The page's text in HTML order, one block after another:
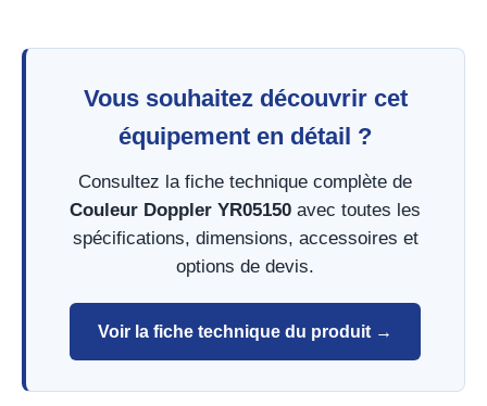
Vous souhaitez découvrir cet
équipement en détail ?
Consultez la fiche technique complète de
Couleur Doppler YR05150 avec toutes les
spécifications, dimensions, accessoires et
options de devis.
Voir la fiche technique du produit →